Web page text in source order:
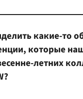
какие-то
которые
летних